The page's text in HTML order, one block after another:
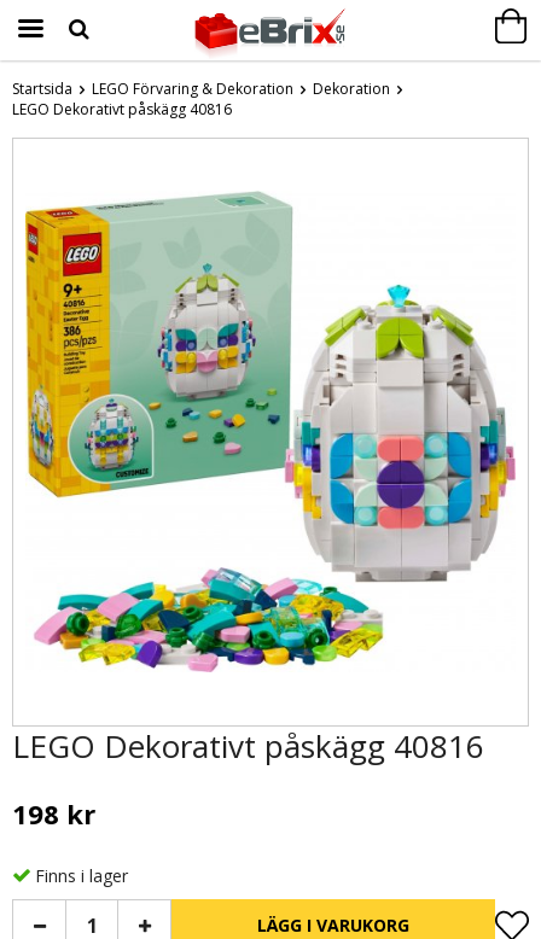
Produkten har blivit tillagd i varukorgen
Startsida LEGO Förvaring & Dekoration
Dekoration
LEGO Dekorativt påskägg 40816
LEGO Dekorativt påskägg 40816
198 kr
Finns i lager
LÄGG I VARUKORG